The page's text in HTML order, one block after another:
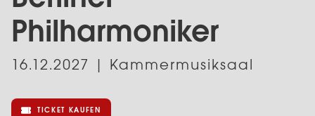
Philharmoniker
16.12.2027 | Kammermusiksaal
TICKET KAUFEN